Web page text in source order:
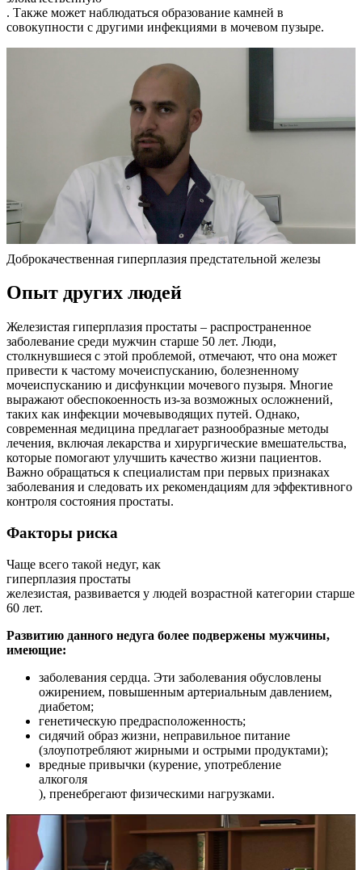
. Также может наблюдаться образование камней в
совокупности с другими инфекциями в мочевом пузыре.
Доброкачественная гиперплазия предстательной железы
Опыт других людей
Железистая гиперплазия простаты – распространенное
заболевание среди мужчин старше 50 лет. Люди,
столкнувшиеся с этой проблемой, отмечают, что она может
привести к частому мочеиспусканию, болезненному
мочеиспусканию и дисфункции мочевого пузыря. Многие
выражают обеспокоенность из-за возможных осложнений,
таких как инфекции мочевыводящих путей. Однако,
современная медицина предлагает разнообразные методы
лечения, включая лекарства и хирургические вмешательства,
которые помогают улучшить качество жизни пациентов.
Важно обращаться к специалистам при первых признаках
заболевания и следовать их рекомендациям для эффективного
контроля состояния простаты.
Факторы риска
Чаще всего такой недуг, как
гиперплазия простаты
железистая, развивается у людей возрастной категории старше
60 лет.
Развитию данного недуга более подвержены мужчины,
имеющие:
заболевания сердца. Эти заболевания обусловлены
ожирением, повышенным артериальным давлением,
диабетом;
генетическую предрасположенность;
сидячий образ жизни, неправильное питание
(злоупотребляют жирными и острыми продуктами);
вредные привычки (курение, употребление
алкоголя
), пренебрегают физическими нагрузками.